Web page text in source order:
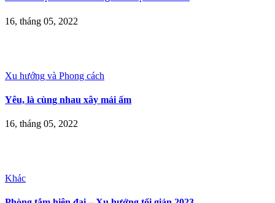
16, tháng 05, 2022
Xu hướng và Phong cách
Yêu, là cùng nhau xây mái ấm
16, tháng 05, 2022
Khác